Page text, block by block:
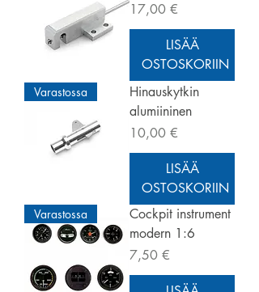
Hinta
17,00 €
LISÄÄ
OSTOSKORIIN
Varastossa
Hinauskytkin
alumiininen
Hinta
10,00 €
LISÄÄ
OSTOSKORIIN
Varastossa
Cockpit instrument
modern 1:6
Hinta
7,50 €